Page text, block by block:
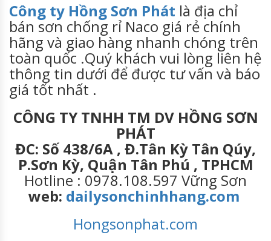
Công ty Hồng Sơn Phát là địa chỉ
bán sơn chống rỉ Naco giá rẻ chính
hãng và giao hàng nhanh chóng trên
toàn quốc .Quý khách vui lòng liên hệ
thông tin dưới để được tư vấn và báo
giá tốt nhất .
CÔNG TY TNHH TM DV HỒNG SƠN
PHÁT
ĐC: Số 438/6A , Đ.Tân Kỳ Tân Qúy,
P.Sơn Kỳ, Quận Tân Phú , TPHCM
Hotline : 0978.108.597 Vững Sơn
web: dailysonchinhhang.com
Hongsonphat.com